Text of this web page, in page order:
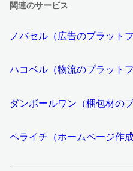
関連のサービス
ノバセル（広告のプラット
ハコベル（物流のプラットフ
ダンボールワン（梱包材の
ペライチ（ホームページ作成